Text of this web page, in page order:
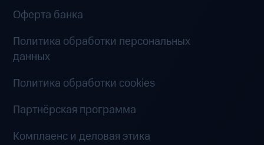
Оферта банка
Политика обработки персональных
данных
Политика обработки cookies
Партнёрская программа
Комплаенс и деловая этика